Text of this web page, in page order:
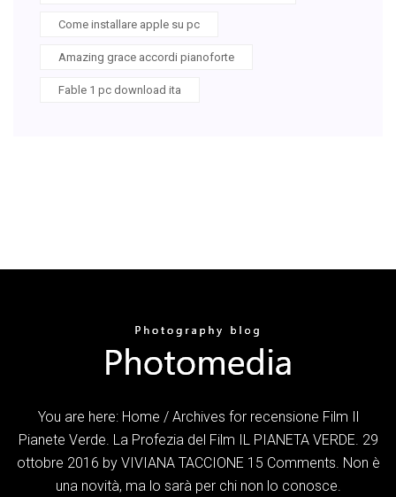
Come installare apple su pc
Amazing grace accordi pianoforte
Fable 1 pc download ita
You are here: Home / Archives for recensione Film Il
Pianete Verde. La Profezia del Film IL PIANETA VERDE. 29
ottobre 2016 by VIVIANA TACCIONE 15 Comments. Non è
una novità, ma lo sarà per chi non lo conosce.